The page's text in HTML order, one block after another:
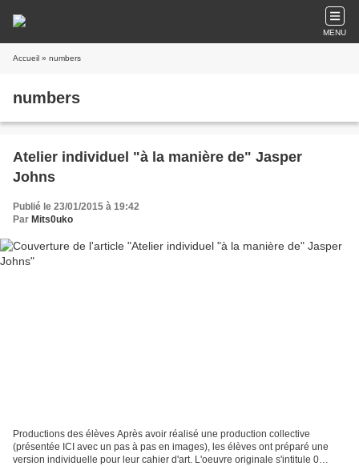
MENU
Accueil » numbers
numbers
Atelier individuel "à la manière de" Jasper
Johns
Publié le 23/01/2015 à 19:42
Par Mits0uko
Productions des élèves Après avoir réalisé une production collective
(présentée ICI avec un pas à pas en images), les élèves ont préparé une
version individuelle pour leur cahier d'art. L'oeuvre originale s'intitule 0